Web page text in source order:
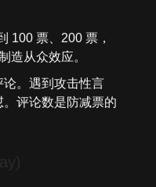
100 票、200 票，
造从众效应。
论。遇到攻击性言
评论数是防减票的